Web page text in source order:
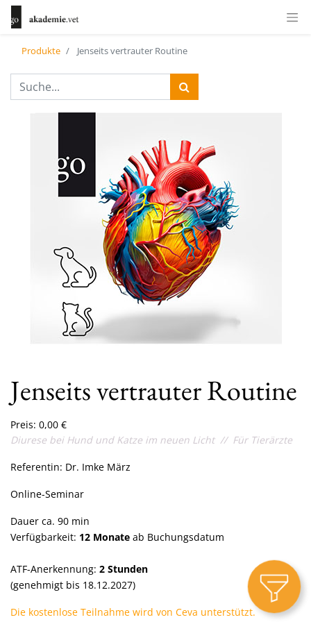
Produkte Jenseits vertrauter Routine
Jenseits vertrauter Routine
Preis: 0,00 €
Diurese bei Hund und Katze im neuen Licht // Für Tierärzte
Referentin: Dr. Imke März
Online-Seminar
Dauer ca. 90 min
Verfügbarkeit: 12 Monate ab Buchungsdatum
ATF-Anerkennung: 2 Stunden
(genehmigt bis 18.12.2027)
Die kostenlose Teilnahme wird von Ceva unterstützt.